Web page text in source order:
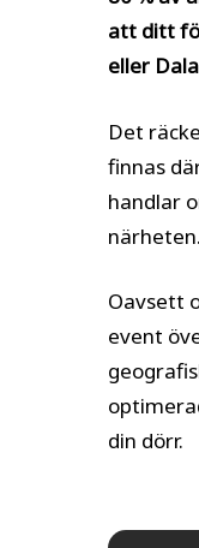
att ditt
eller
Det
finnas
handlar
närheten.
Oavsett
event
din dörr.